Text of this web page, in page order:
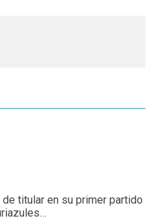
titular en su primer partido